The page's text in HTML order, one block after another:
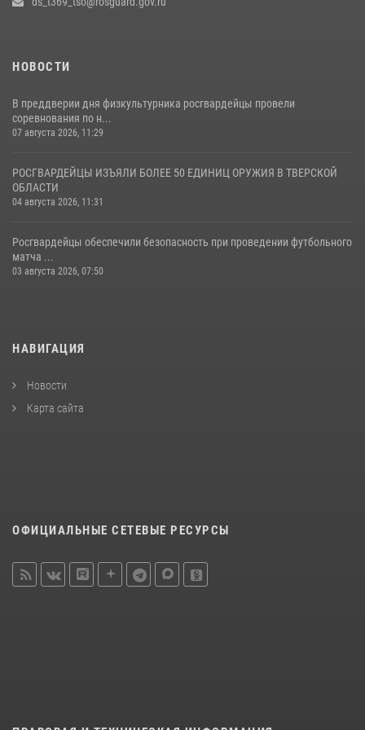
22 июля 2026, 08:35
НОВОСТИ
В преддверии дня физкультурника росгвардейцы провели
соревнования по н...
07 августа 2026, 11:29
РОСГВАРДЕЙЦЫ ИЗЪЯЛИ БОЛЕЕ 50 ЕДИНИЦ ОРУЖИЯ В ТВЕРСКОЙ
ОБЛАСТИ
04 августа 2026, 11:31
Росгвардейцы обеспечили безопасность при проведении футбольного
матча ...
03 августа 2026, 07:50
НАВИГАЦИЯ
Новости
Карта сайта
ОФИЦИАЛЬНЫЕ СЕТЕВЫЕ РЕСУРСЫ